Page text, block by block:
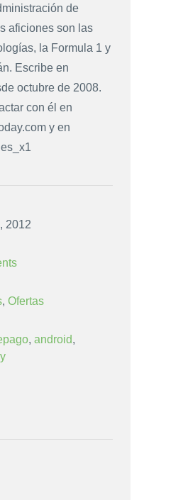
de
aficiones son las
la Formula 1 y
Escribe en
octubre de 2008.
con él en
y en
2012
, Ofertas
, android,